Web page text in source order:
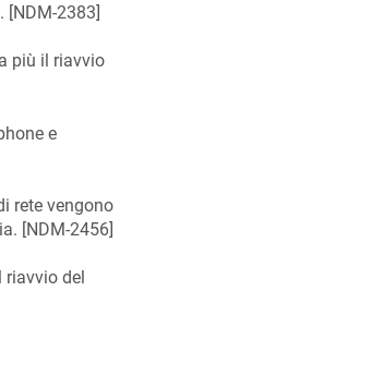
[NDM-2383]
più il riavvio
e
rete vengono
[NDM-2456]
del